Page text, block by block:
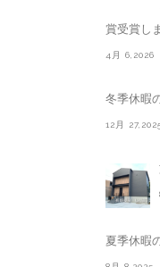
賞受賞し
4月 6,2026
冬季休暇
12月
夏季休暇